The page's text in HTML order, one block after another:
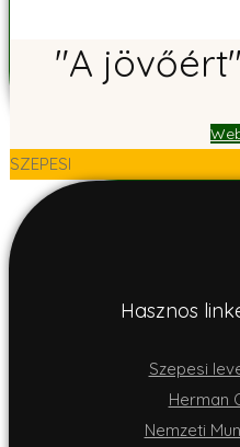
"A
SZEPESI
Hasznos
Szepesi
Herman
Nemzeti